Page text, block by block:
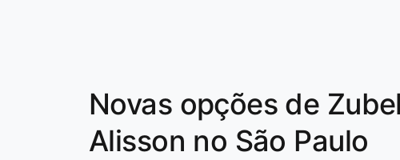
Novas opções de
Alisson no São Paulo